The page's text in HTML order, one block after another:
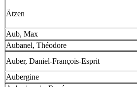
Ätzen
Aub, Max
Aubanel, Théodore
Auber, Daniel-François-Esprit
Aubergine